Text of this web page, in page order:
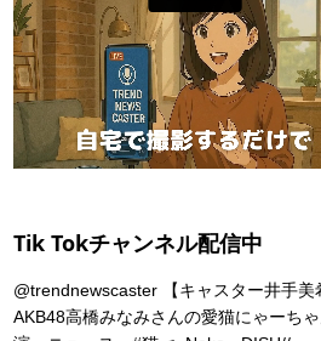
Tik Tokチャンネル配信中
@trendnewscaster 【キャスター井手美
AKB48高橋みなみさんの愛猫にゃーち